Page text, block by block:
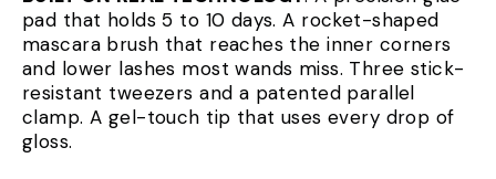
pad that holds 5 to 10 days. A rocket-shaped
mascara brush that reaches the inner corners
and lower lashes most wands miss. Three stick-
resistant tweezers and a patented parallel
clamp. A gel-touch tip that uses every drop of
gloss.